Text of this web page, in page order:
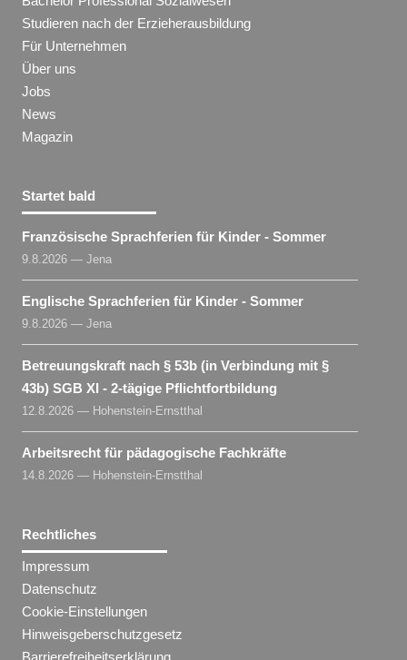
Studieren nach der Erzieherausbildung
Für Unternehmen
Über uns
Jobs
News
Magazin
Startet bald
Französische Sprachferien für Kinder - Sommer
9.8.2026 — Jena
Englische Sprachferien für Kinder - Sommer
9.8.2026 — Jena
Betreuungskraft nach § 53b (in Verbindung mit §
43b) SGB XI - 2-tägige Pflichtfortbildung
12.8.2026 — Hohenstein-Ernstthal
Arbeitsrecht für pädagogische Fachkräfte
14.8.2026 — Hohenstein-Ernstthal
Rechtliches
Impressum
Datenschutz
Cookie-Einstellungen
Hinweisgeberschutzgesetz